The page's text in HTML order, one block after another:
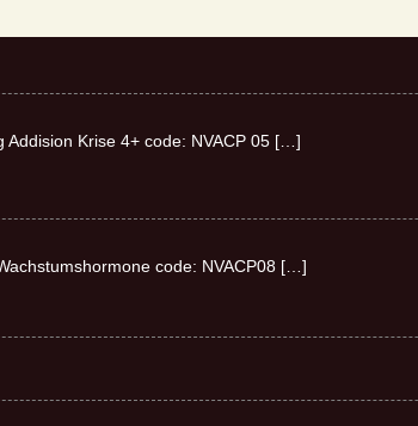
Krise 4+ code: NVACP 05[…]
code: NVACP08 […]